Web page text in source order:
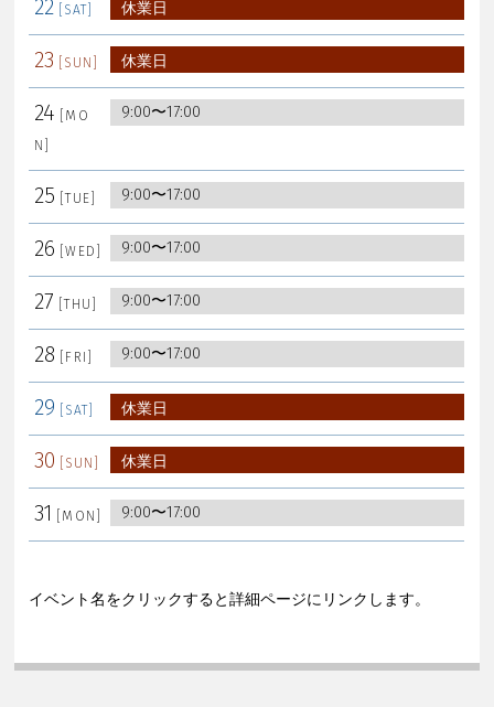
22 休業日
23 休業日
24 9:00〜17:00
25 9:00〜17:00
26 9:00〜17:00
27 9:00〜17:00
28 9:00〜17:00
29 休業日
30 休業日
31 9:00〜17:00
イベント名をクリックすると詳細ページにリンクします。